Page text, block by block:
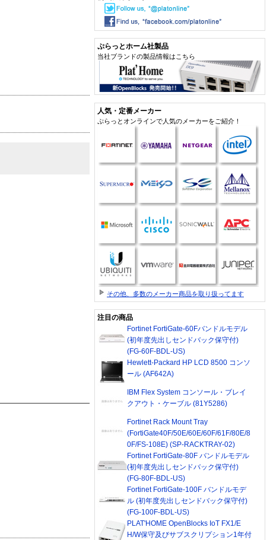
ぷらっとホーム社製品
当社ブランドの製品情報はこちら
人気・定番メーカー
ぷらっとオンラインで人気のメーカーをご紹介！
その他、多数のメーカー商品を取り扱ってます
注目の商品
Fortinet FortiGate-60Fバンドルモデル
(初年度先出しセンドバック保守付)
(FG-60F-BDL-US)
Hewlett-Packard HP LCD 8500 コンソ
ール (AF642A)
IBM Flex System コンソール・ブレイ
クアウト・ケーブル (81Y5286)
Fortinet Rack Mount Tray
(FortiGate40F/50E/60E/60F/61F/80E/8
0F/FS-108E) (SP-RACKTRAY-02)
Fortinet FortiGate-80F バンドルモデル
(初年度先出しセンドバック保守付)
(FG-80F-BDL-US)
Fortinet FortiGate-100F バンドルモデ
ル (初年度先出しセンドバック保守付)
(FG-100F-BDL-US)
PLAT'HOME OpenBlocks IoT FX1/E
H/W保守及びサブスクリプション1年付